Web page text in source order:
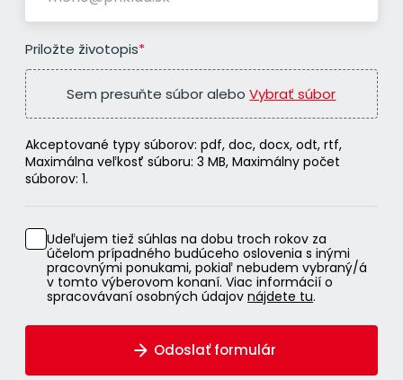
Priložte životopis*
Sem presuňte súbor aleboVybrať súbor
Akceptované typy súborov: pdf, doc, docx, odt, rtf,
Maximálna veľkosť súboru: 3 MB, Maximálny počet
súborov: 1.
Udeľujem tiež súhlas na dobu troch rokov za
účelom prípadného budúceho oslovenia s inými
pracovnými ponukami, pokiaľ nebudem vybraný/á
v tomto výberovom konaní. Viac informácií o
spracovávaní osobných údajov nájdete tu.
Odoslať formulár